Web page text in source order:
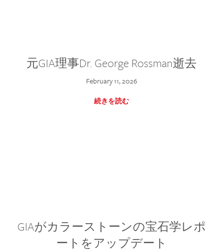
元GIA理事Dr. George Rossman逝去
February 11, 2026
続きを読む
GIAがカラーストーンの宝石学レポ
ートをアップデート